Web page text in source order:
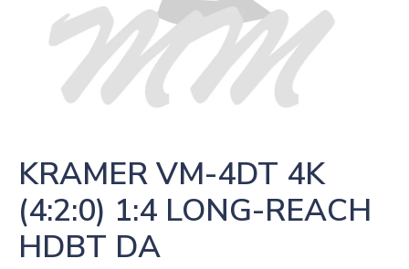
KRAMER VM-4DT 4K
(4:2:0) 1:4 LONG-REACH
HDBT DA